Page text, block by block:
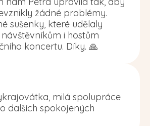
žádné problémy.
sušenky, které udělaly
i hostům
koncertu. Díky. 🙏
milá spolupráce
dalších spokojených